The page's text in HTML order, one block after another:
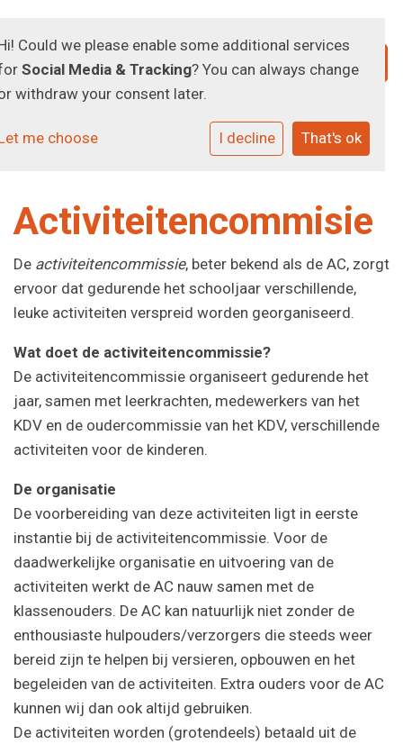
Activiteitencommisie
De activiteitencommissie, beter bekend als de AC, zorgt
ervoor dat gedurende het schooljaar verschillende,
leuke activiteiten verspreid worden georganiseerd.
Wat doet de activiteitencommissie?
De activiteitencommissie organiseert gedurende het
jaar, samen met leerkrachten, medewerkers van het
KDV en de oudercommissie van het KDV, verschillende
activiteiten voor de kinderen.
De organisatie
De voorbereiding van deze activiteiten ligt in eerste
instantie bij de activiteitencommissie. Voor de
daadwerkelijke organisatie en uitvoering van de
activiteiten werkt de AC nauw samen met de
klassenouders. De AC kan natuurlijk niet zonder de
enthousiaste hulpouders/verzorgers die steeds weer
bereid zijn te helpen bij versieren, opbouwen en het
begeleiden van de activiteiten. Extra ouders voor de AC
kunnen wij dan ook altijd gebruiken.
De activiteiten worden (grotendeels) betaald uit de
Could we please enable some additional services
Social Media & Tracking? You can always change
withdraw your consent later.
me choose I decline That's ok